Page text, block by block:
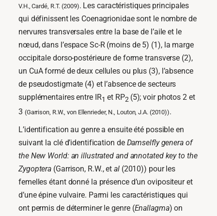
V.H., Cardé, R.T. (2009). Les caractéristiques principales
qui définissent les Coenagrionidae sont le nombre de
nervures transversales entre la base de l’aile et le
nœud, dans l’espace Sc-R (moins de 5) (1), la marge
occipitale dorso-postérieure de forme transverse (2),
un CuA formé de deux cellules ou plus (3), l’absence
de pseudostigmate (4) et l’absence de secteurs
supplémentaires entre IR1 et RP2 (5); voir photos 2 et
3 (Garrison, R.W., von Ellenrieder, N., Louton, J.A. (2010)).
L’identification au genre a ensuite été possible en
suivant la clé d’identification de Damselfly genera of
the New World: an illustrated and annotated key to the
Zygoptera (Garrison, R.W., etal(2010)) pour les
femelles étant donné la présence d’un ovipositeur et
d’une épine vulvaire. Parmi les caractéristiques qui
ont permis de déterminer le genre (Enallagma) on